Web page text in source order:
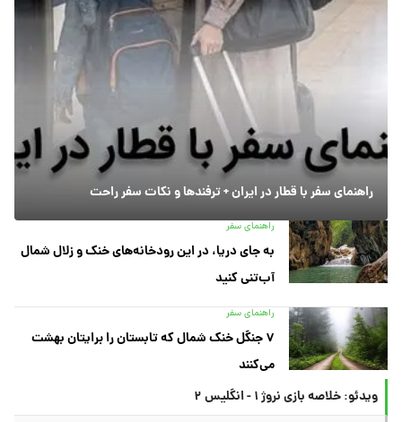
راهنمای سفر با قطار در ایران + ترفندها و نکات سفر راحت
راهنمای سفر
به جای دریا، در این رودخانه‌های خنک و زلال شمال
آب‌تنی کنید
راهنمای سفر
۷ جنگل خنک شمال که تابستان را برایتان بهشت
می‌کنند
ویدئو: خلاصه بازی نروژ ۱ - انگلیس ۲